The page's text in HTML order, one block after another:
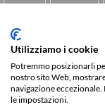
spinning inshore
Utilizziamo i cookie
Potremmo posizionarli
nostro sito Web,
navigazione
le impostazioni.